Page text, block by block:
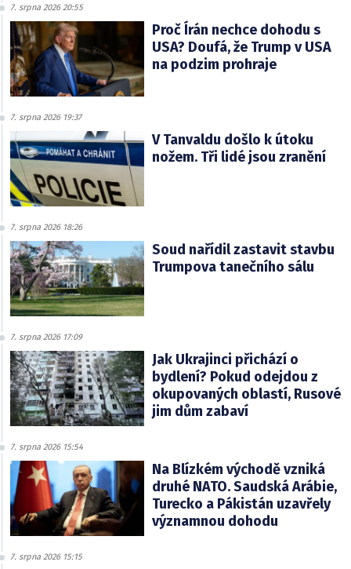
7. srpna 2026 20:55
Proč Írán nechce dohodu s
USA? Doufá, že Trump v USA
na podzim prohraje
7. srpna 2026 19:37
V Tanvaldu došlo k útoku
nožem. Tři lidé jsou zranění
7. srpna 2026 18:26
Soud nařídil zastavit stavbu
Trumpova tanečního sálu
7. srpna 2026 17:09
Jak Ukrajinci přichází o
bydlení? Pokud odejdou z
okupovaných oblastí, Rusové
jim dům zabaví
7. srpna 2026 15:54
Na Blízkém východě vzniká
druhé NATO. Saudská Arábie,
Turecko a Pákistán uzavřely
významnou dohodu
7. srpna 2026 15:15